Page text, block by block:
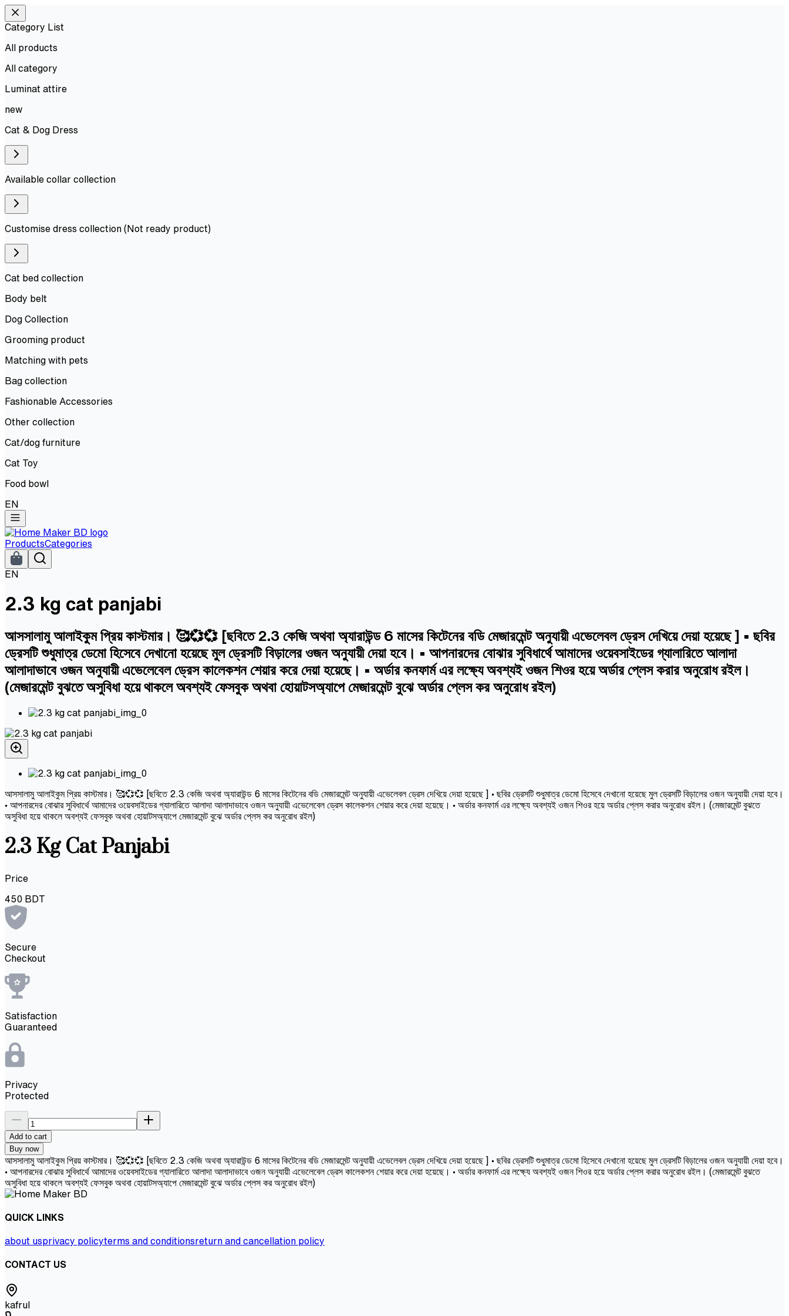
Category List
All products
All category
Luminat attire
new
Cat & Dog Dress
Available collar collection
Customise dress collection (Not ready product)
Cat bed collection
Body belt
Dog Collection
Grooming product
Matching with pets
Bag collection
Fashionable Accessories
Other collection
Cat/dog furniture
Cat Toy
Food bowl
EN
ProductsCategories
EN
2.3 kg cat panjabi
আসসালামু আলাইকুম প্রিয় কাস্টমার। 🥰💞💞 [ছবিতে 2.3 কেজি অথবা অ্যারাউন্ড 6 মাসের কিটেনের বডি মেজারমেন্ট অনুযায়ী এভেলেবল ড্রেস দেখিয়ে দেয়া হয়েছে ] • ছবির
ড্রেসটি শুধুমাত্র ডেমো হিসেবে দেখানো হয়েছে মুল ড্রেসটি বিড়ালের ওজন অনুযায়ী দেয়া হবে। • আপনারদের বোঝার সুবিধার্থে আমাদের ওয়েবসাইডের গ্যালারিতে আলাদা
আলাদাভাবে ওজন অনুযায়ী এভেলেবেল ড্রেস কালেকশন শেয়ার করে দেয়া হয়েছে। • অর্ডার কনফার্ম এর লক্ষ্যে অবশ্যই ওজন শিওর হয়ে অর্ডার প্লেস করার অনুরোধ রইল।
(মেজারমেন্ট বুঝতে অসুবিধা হয়ে থাকলে অবশ্যই ফেসবুক অথবা হোয়াটসঅ্যাপে মেজারমেন্ট বুঝে অর্ডার প্লেস কর অনুরোধ রইল)
আসসালামু আলাইকুম প্রিয় কাস্টমার। 🥰💞💞 [ছবিতে 2.3 কেজি অথবা অ্যারাউন্ড 6 মাসের কিটেনের বডি মেজারমেন্ট অনুযায়ী এভেলেবল ড্রেস দেখিয়ে দেয়া হয়েছে ] • ছবির ড্রেসটি শুধুমাত্র ডেমো হিসেবে দেখানো হয়েছে মুল ড্রেসটি বিড়ালের ওজন অনুযায়ী দেয়া হবে।
• আপনারদের বোঝার সুবিধার্থে আমাদের ওয়েবসাইডের গ্যালারিতে আলাদা আলাদাভাবে ওজন অনুযায়ী এভেলেবেল ড্রেস কালেকশন শেয়ার করে দেয়া হয়েছে। • অর্ডার কনফার্ম এর লক্ষ্যে অবশ্যই ওজন শিওর হয়ে অর্ডার প্লেস করার অনুরোধ রইল। (মেজারমেন্ট বুঝতে
অসুবিধা হয়ে থাকলে অবশ্যই ফেসবুক অথবা হোয়াটসঅ্যাপে মেজারমেন্ট বুঝে অর্ডার প্লেস কর অনুরোধ রইল)
2.3 Kg Cat Panjabi
Price
450 BDT
Secure
Checkout
Satisfaction
Guaranteed
Privacy
Protected
Add to cart
Buy now
আসসালামু আলাইকুম প্রিয় কাস্টমার। 🥰💞💞 [ছবিতে 2.3 কেজি অথবা অ্যারাউন্ড 6 মাসের কিটেনের বডি মেজারমেন্ট অনুযায়ী এভেলেবল ড্রেস দেখিয়ে দেয়া হয়েছে ] • ছবির ড্রেসটি শুধুমাত্র ডেমো হিসেবে দেখানো হয়েছে মুল ড্রেসটি বিড়ালের ওজন অনুযায়ী দেয়া হবে।
• আপনারদের বোঝার সুবিধার্থে আমাদের ওয়েবসাইডের গ্যালারিতে আলাদা আলাদাভাবে ওজন অনুযায়ী এভেলেবেল ড্রেস কালেকশন শেয়ার করে দেয়া হয়েছে। • অর্ডার কনফার্ম এর লক্ষ্যে অবশ্যই ওজন শিওর হয়ে অর্ডার প্লেস করার অনুরোধ রইল। (মেজারমেন্ট বুঝতে
অসুবিধা হয়ে থাকলে অবশ্যই ফেসবুক অথবা হোয়াটসঅ্যাপে মেজারমেন্ট বুঝে অর্ডার প্লেস কর অনুরোধ রইল)
QUICK LINKS
about usprivacy policyterms and conditionsreturn and cancellation policy
CONTACT US
kafrul